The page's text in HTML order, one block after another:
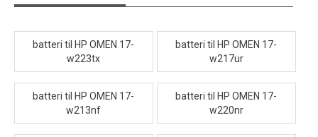
batteri til HP OMEN 17-
w223tx
batteri til HP OMEN 17-
w217ur
batteri til HP OMEN 17-
w213nf
batteri til HP OMEN 17-
w220nr